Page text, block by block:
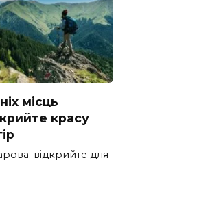
місць
красу
відкрийте для